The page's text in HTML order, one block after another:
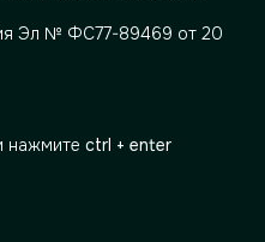
Эл № ФС77-89469 от 20
нажмите ctrl + enter